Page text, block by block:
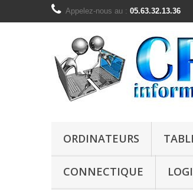
Appelez-nous au : 05.63.32.13.36
ORDINATEURS
CONNECTIQUE